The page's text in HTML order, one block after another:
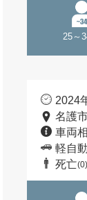
25～
2024
名護
車両
軽自
死亡(0)